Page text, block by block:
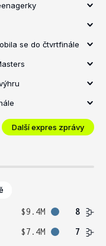
se do čtvrtfinále
Další expres zprávy
$9.4M
8
$7.4M 7